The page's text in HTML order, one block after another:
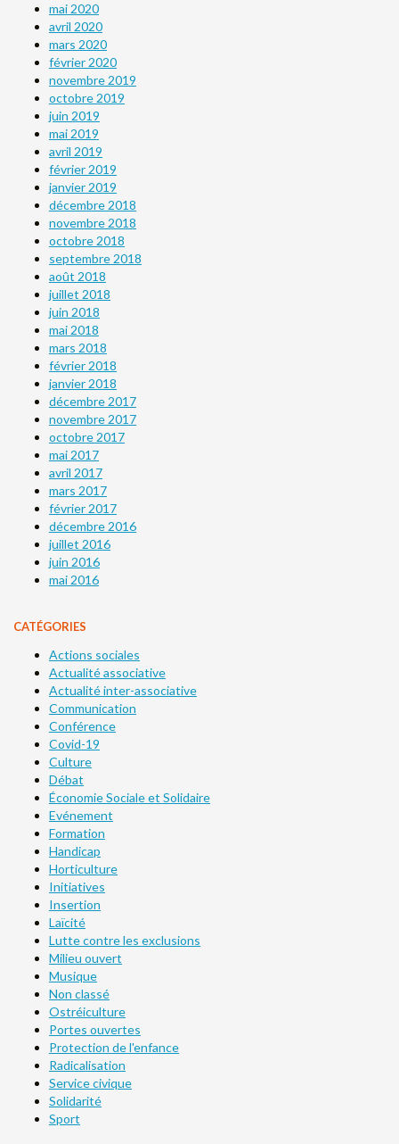
mai 2020
avril 2020
mars 2020
février 2020
novembre 2019
octobre 2019
juin 2019
mai 2019
avril 2019
février 2019
janvier 2019
décembre 2018
novembre 2018
octobre 2018
septembre 2018
août 2018
juillet 2018
juin 2018
mai 2018
mars 2018
février 2018
janvier 2018
décembre 2017
novembre 2017
octobre 2017
mai 2017
avril 2017
mars 2017
février 2017
décembre 2016
juillet 2016
juin 2016
mai 2016
CATÉGORIES
Actions sociales
Actualité associative
Actualité inter-associative
Communication
Conférence
Covid-19
Culture
Débat
Économie Sociale et Solidaire
Evénement
Formation
Handicap
Horticulture
Initiatives
Insertion
Laïcité
Lutte contre les exclusions
Milieu ouvert
Musique
Non classé
Ostréiculture
Portes ouvertes
Protection de l'enfance
Radicalisation
Service civique
Solidarité
Sport